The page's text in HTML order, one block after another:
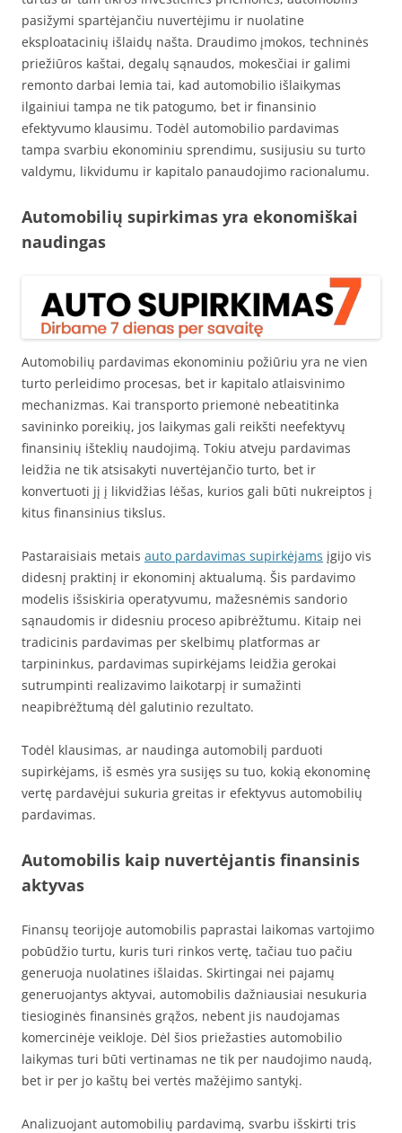
pasižymi spartėjančiu nuvertėjimu ir nuolatine
eksploatacinių išlaidų našta. Draudimo įmokos, techninės
priežiūros kaštai, degalų sąnaudos, mokesčiai ir galimi
remonto darbai lemia tai, kad automobilio išlaikymas
ilgainiui tampa ne tik patogumo, bet ir finansinio
efektyvumo klausimu. Todėl automobilio pardavimas
tampa svarbiu ekonominiu sprendimu, susijusiu su turto
valdymu, likvidumu ir kapitalo panaudojimo racionalumu.
Automobilių supirkimas yra ekonomiškai
naudingas
Automobilių pardavimas ekonominiu požiūriu yra ne vien
turto perleidimo procesas, bet ir kapitalo atlaisvinimo
mechanizmas. Kai transporto priemonė nebeatitinka
savininko poreikių, jos laikymas gali reikšti neefektyvų
finansinių išteklių naudojimą. Tokiu atveju pardavimas
leidžia ne tik atsisakyti nuvertėjančio turto, bet ir
konvertuoti jį į likvidžias lėšas, kurios gali būti nukreiptos į
kitus finansinius tikslus.
Pastaraisiais metais auto pardavimas supirkėjams įgijo vis
didesnį praktinį ir ekonominį aktualumą. Šis pardavimo
modelis išsiskiria operatyvumu, mažesnėmis sandorio
sąnaudomis ir didesniu proceso apibrėžtumu. Kitaip nei
tradicinis pardavimas per skelbimų platformas ar
tarpininkus, pardavimas supirkėjams leidžia gerokai
sutrumpinti realizavimo laikotarpį ir sumažinti
neapibrėžtumą dėl galutinio rezultato.
Todėl klausimas, ar naudinga automobilį parduoti
supirkėjams, iš esmės yra susijęs su tuo, kokią ekonominę
vertę pardavėjui sukuria greitas ir efektyvus automobilių
pardavimas.
Automobilis kaip nuvertėjantis finansinis
aktyvas
Finansų teorijoje automobilis paprastai laikomas vartojimo
pobūdžio turtu, kuris turi rinkos vertę, tačiau tuo pačiu
generuoja nuolatines išlaidas. Skirtingai nei pajamų
generuojantys aktyvai, automobilis dažniausiai nesukuria
tiesioginės finansinės grąžos, nebent jis naudojamas
komercinėje veikloje. Dėl šios priežasties automobilio
laikymas turi būti vertinamas ne tik per naudojimo naudą,
bet ir per jo kaštų bei vertės mažėjimo santykį.
Analizuojant automobilių pardavimą, svarbu išskirti tris